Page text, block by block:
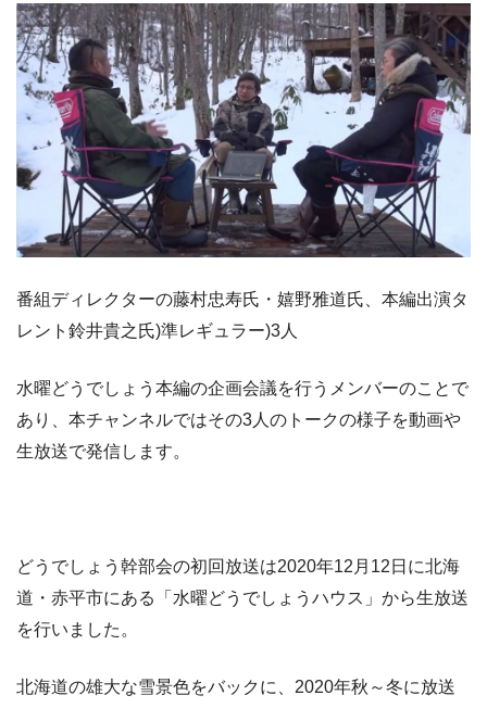
番組ディレクターの藤村忠寿氏・嬉野雅道氏、本編出演タ
レント鈴井貴之氏)準レギュラー)3人
水曜どうでしょう本編の企画会議を行うメンバーのことで
あり、本チャンネルではその3人のトークの様子を動画や
生放送で発信します。
どうでしょう幹部会の初回放送は2020年12月12日に北海
道・赤平市にある「水曜どうでしょうハウス」から生放送
を行いました。
北海道の雄大な雪景色をバックに、2020年秋～冬に放送